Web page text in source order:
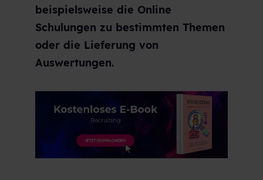
beispielsweise die Online
Schulungen zu bestimmten Themen
oder die Lieferung von
Auswertungen.